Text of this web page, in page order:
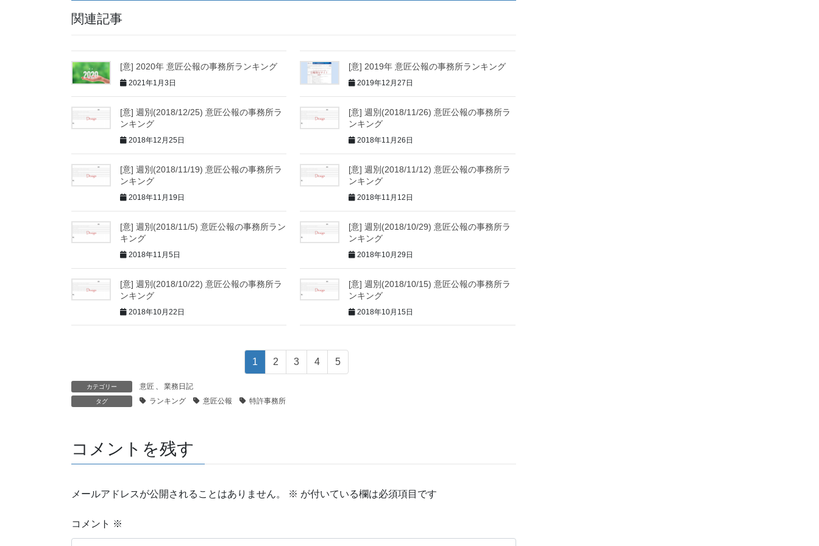
関連記事
[意] 2020年 意匠公報の事務所ランキング
2021年1月3日
[意] 2019年 意匠公報の事務所ランキング
2019年12月27日
[意] 週別(2018/12/25) 意匠公報の事務所ラ
ンキング
2018年12月25日
[意] 週別(2018/11/26) 意匠公報の事務所ラ
ンキング
2018年11月26日
[意] 週別(2018/11/19) 意匠公報の事務所ラ
ンキング
2018年11月19日
[意] 週別(2018/11/12) 意匠公報の事務所ラ
ンキング
2018年11月12日
[意] 週別(2018/11/5) 意匠公報の事務所ラン
キング
2018年11月5日
[意] 週別(2018/10/29) 意匠公報の事務所ラ
ンキング
2018年10月29日
[意] 週別(2018/10/22) 意匠公報の事務所ラ
ンキング
2018年10月22日
[意] 週別(2018/10/15) 意匠公報の事務所ラ
ンキング
2018年10月15日
1 2 3 4 5
カテゴリー 意匠 、 業務日記
タグ ランキング 意匠公報 特許事務所
コメントを残す
メールアドレスが公開されることはありません。 ※ が付いている欄は必須項目です
コメント ※